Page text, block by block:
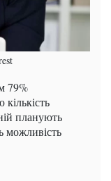
79%
планують
можливість